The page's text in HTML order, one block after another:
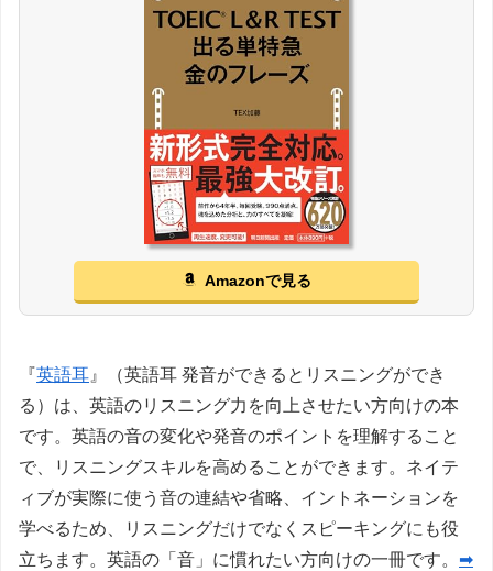
Amazonで見る
『英語耳』（英語耳 発音ができるとリスニングができ
る）は、英語のリスニング力を向上させたい方向けの本
です。英語の音の変化や発音のポイントを理解すること
で、リスニングスキルを高めることができます。ネイテ
ィブが実際に使う音の連結や省略、イントネーションを
学べるため、リスニングだけでなくスピーキングにも役
立ちます。英語の「音」に慣れたい方向けの一冊です。 ➡